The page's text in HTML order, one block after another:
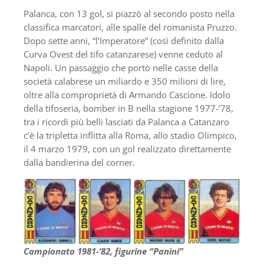
Palanca, con 13 gol, si piazzò al secondo posto nella
classifica marcatori, alle spalle del romanista Pruzzo.
Dopo sette anni, “l’Imperatore” (così definito dalla
Curva Ovest del tifo catanzarese) venne ceduto al
Napoli. Un passaggio che portò nelle casse della
società calabrese un miliardo e 350 milioni di lire,
oltre alla comproprietà di Armando Cascione. Idolo
della tifoseria, bomber in B nella stagione 1977-’78,
tra i ricordi più belli lasciati da Palanca a Catanzaro
c’è la tripletta inflitta alla Roma, allo stadio Olimpico,
il 4 marzo 1979, con un gol realizzato direttamente
dalla bandierina del corner.
Campionato 1981-’82, figurine “Panini”